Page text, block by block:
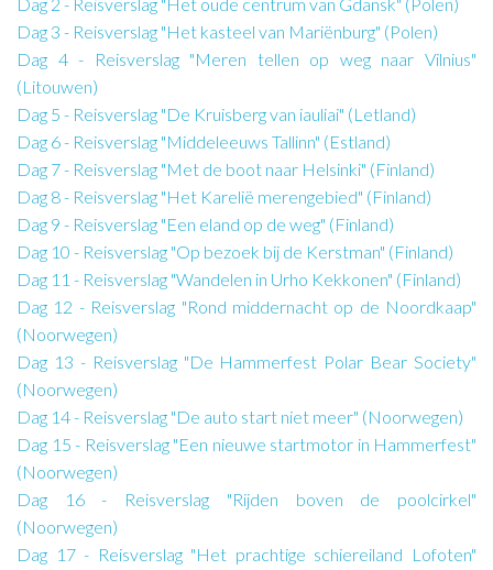
Dag 3 - Reisverslag "Het kasteel van Mariënburg" (Polen)
Dag 4 - Reisverslag "Meren tellen op weg naar Vilnius"
(Litouwen)
Dag 5 - Reisverslag "De Kruisberg van iauliai" (Letland)
Dag 6 - Reisverslag "Middeleeuws Tallinn" (Estland)
Dag 7 - Reisverslag "Met de boot naar Helsinki" (Finland)
Dag 8 - Reisverslag "Het Karelië merengebied" (Finland)
Dag 9 - Reisverslag "Een eland op de weg" (Finland)
Dag 10 - Reisverslag "Op bezoek bij de Kerstman" (Finland)
Dag 11 - Reisverslag "Wandelen in Urho Kekkonen" (Finland)
Dag 12 - Reisverslag "Rond middernacht op de Noordkaap"
(Noorwegen)
Dag 13 - Reisverslag "De Hammerfest Polar Bear Society"
(Noorwegen)
Dag 14 - Reisverslag "De auto start niet meer" (Noorwegen)
Dag 15 - Reisverslag "Een nieuwe startmotor in Hammerfest"
(Noorwegen)
Dag 16 - Reisverslag "Rijden boven de poolcirkel"
(Noorwegen)
Dag 17 - Reisverslag "Het prachtige schiereiland Lofoten"